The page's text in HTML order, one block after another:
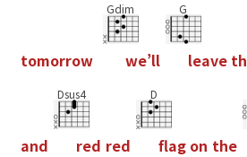
tomorrow
Gdim
we’ll
G
leave th
and
Dsus4
red red
D
fag on the